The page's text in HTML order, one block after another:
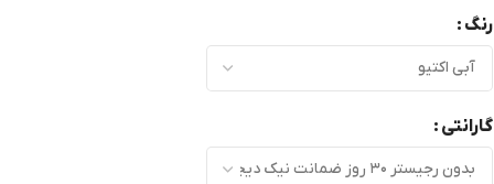
رنگ
گارانتی